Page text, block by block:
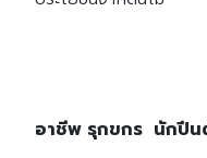
อาชีพ รุกขกร นักปีน